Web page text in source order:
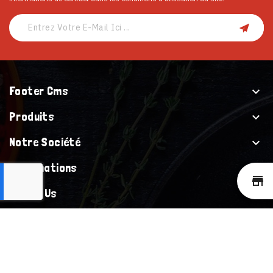
Footer Cms

Produits

Notre Société

Informations

Follow Us
